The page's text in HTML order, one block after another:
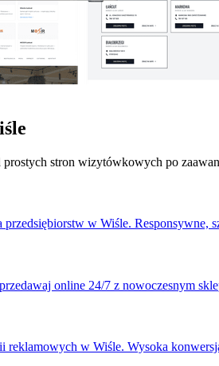
prostych stron wizytówkowych po
w Wiśle. Responsywne,
online 24/7 z nowoczesnym
reklamowych w Wiśle. Wysoka